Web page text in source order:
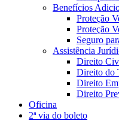
Benefícios
Proteção
Proteção
Seguro
Assistência
Direito
Direito do
Direito
Direito
Oficina
2ª via do boleto